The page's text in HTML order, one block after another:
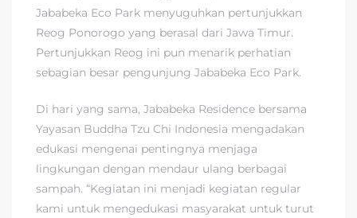
Jababeka Eco Park menyuguhkan pertunjukkan
Reog Ponorogo yang berasal dari Jawa Timur.
Pertunjukkan Reog ini pun menarik perhatian
sebagian besar pengunjung Jababeka Eco Park.
Di hari yang sama, Jababeka Residence bersama
Yayasan Buddha Tzu Chi Indonesia mengadakan
edukasi mengenai pentingnya menjaga
lingkungan dengan mendaur ulang berbagai
sampah. “Kegiatan ini menjadi kegiatan regular
kami untuk mengedukasi masyarakat untuk turut